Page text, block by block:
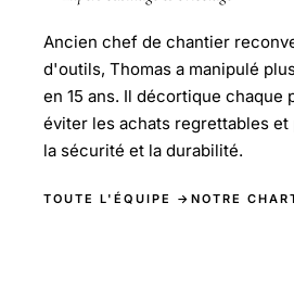
Ancien chef de chantier
d'outils, Thomas a manipulé
en 15 ans. Il décortique chaque
éviter les achats regrettables
la sécurité et la durabilité.
TOUTE L'ÉQUIPE → NOTRE